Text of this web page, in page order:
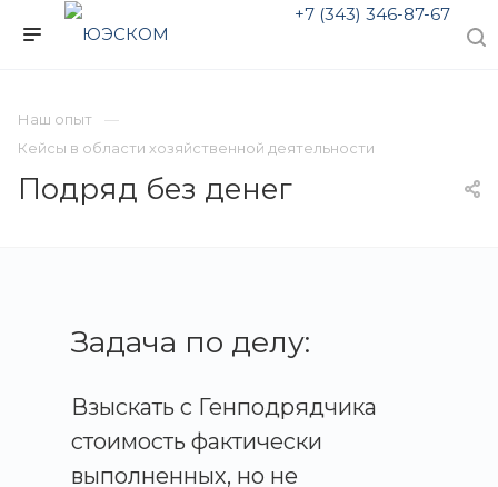
+7 (343) 346-87-67
Наш опыт
Кейсы в области хозяйственной деятельности
Подряд без денег
Задача по делу:
Взыскать с Генподрядчика
стоимость фактически
выполненных, но не